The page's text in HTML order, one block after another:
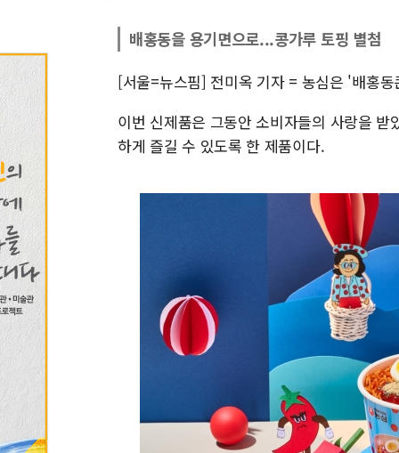
배홍동을 용기면으로...콩가루 토핑 별첨
[서울=뉴스핌] 전미옥 기자 = 농심은 '배홍
이번 신제품은 그동안 소비자들의 사랑을
하게 즐길 수 있도록 한 제품이다.